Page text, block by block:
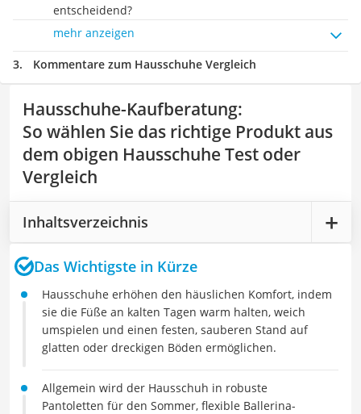
entscheidend?
mehr anzeigen
Kommentare zum Hausschuhe Vergleich
Hausschuhe-Kaufberatung:
So wählen Sie das richtige Produkt aus
dem obigen Hausschuhe Test oder
Vergleich
Inhaltsverzeichnis
Das Wichtigste in Kürze
Hausschuhe erhöhen den häuslichen Komfort, indem
sie die Füße an kalten Tagen warm halten, weich
umspielen und einen festen, sauberen Stand auf
glatten oder dreckigen Böden ermöglichen.
Allgemein wird der Hausschuh in robuste
Pantoletten für den Sommer, flexible Ballerina-